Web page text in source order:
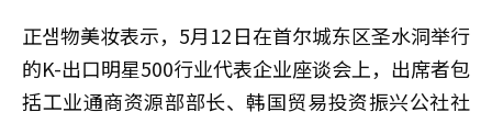
正샘物美妆表示，5月12日在首尔城东区圣水洞举行
的K-出口明星500行业代表企业座谈会上，出席者包
括工业通商资源部部长、韩国贸易投资振兴公社社